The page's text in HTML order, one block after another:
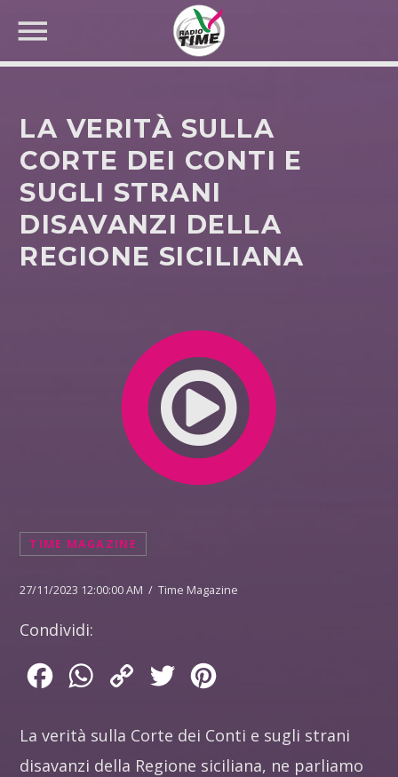
CERCA NEL SITO WEB:
LA VERITÀ SULLA
CORTE DEI CONTI E
SUGLI STRANI
DISAVANZI DELLA
REGIONE SICILIANA
TIME MAGAZINE
27/11/2023 12:00:00 AM / Time Magazine
Condividi:
FacebookWhatsApp
Copy
Twitter
La verità sulla Corte dei Conti e sugli strani
disavanzi della Regione siciliana, ne parliamo